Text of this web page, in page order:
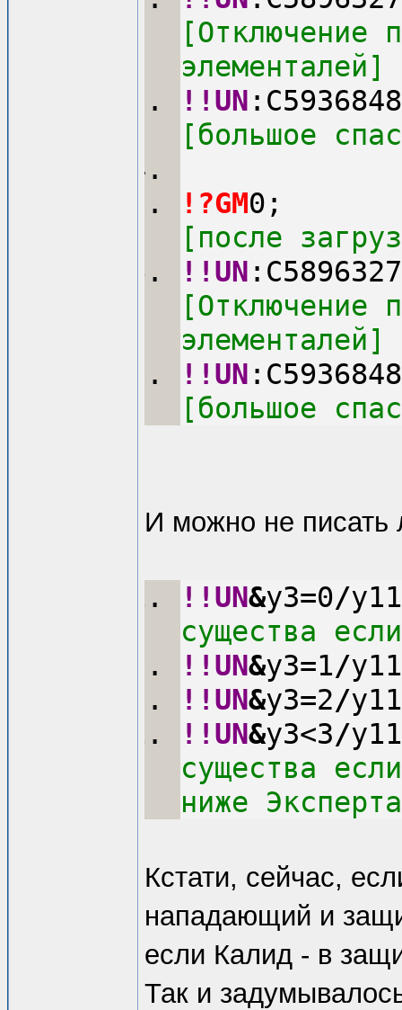
[Отключение
элементалей]
!!UN :C5936848
[большое
!?GM0;
[после
!!UN :C5896327
[Отключение
элементалей]
!!UN :C5936848
[большое
И можно не писать
!!UN&y3=0/
существа
!!UN&y3=1/
!!UN&y3=2/
!!UN&y3<3/
существа
ниже Эксперта
Кстати, сейчас,
нападающий и
если Калид - в
Так и